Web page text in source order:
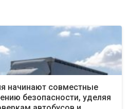
начинают совместные
безопасности, уделяя